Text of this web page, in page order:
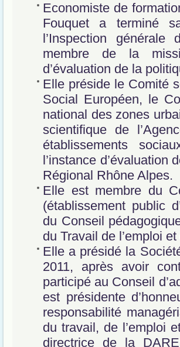
Economiste de
Fouquet a terminé
l’Inspection
membre de la
d’évaluation de la
Elle préside le Comité
Social Européen, le
national des zones
scientifique de
établissements
l’instance d’évaluation
Régional Rhône Alpes.
Elle est membre du
(établissement public
du Conseil
du Travail de l’emploi
Elle a présidé la
2011, après avoir
participé au Conseil
est présidente
responsabilité
du travail, de l’emploi
directrice de la